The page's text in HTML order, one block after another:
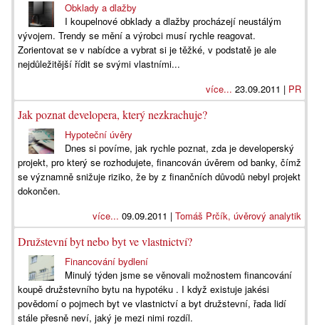
Obklady a dlažby
I koupelnové obklady a dlažby procházejí neustálým
vývojem. Trendy se mění a výrobci musí rychle reagovat.
Zorientovat se v nabídce a vybrat si je těžké, v podstatě je ale
nejdůležitější řídit se svými vlastními...
více... 23.09.2011 | PR
Jak poznat developera, který nezkrachuje?
Hypoteční úvěry
Dnes si povíme, jak rychle poznat, zda je developerský
projekt, pro který se rozhodujete, financován úvěrem od banky, čímž
se významně snižuje riziko, že by z finančních důvodů nebyl projekt
dokončen.
více... 09.09.2011 | Tomáš Prčík, úvěrový analytik
Družstevní byt nebo byt ve vlastnictví?
Financování bydlení
Minulý týden jsme se věnovali možnostem financování
koupě družstevního bytu na hypotéku . I když existuje jakési
povědomí o pojmech byt ve vlastnictví a byt družstevní, řada lidí
stále přesně neví, jaký je mezi nimi rozdíl.